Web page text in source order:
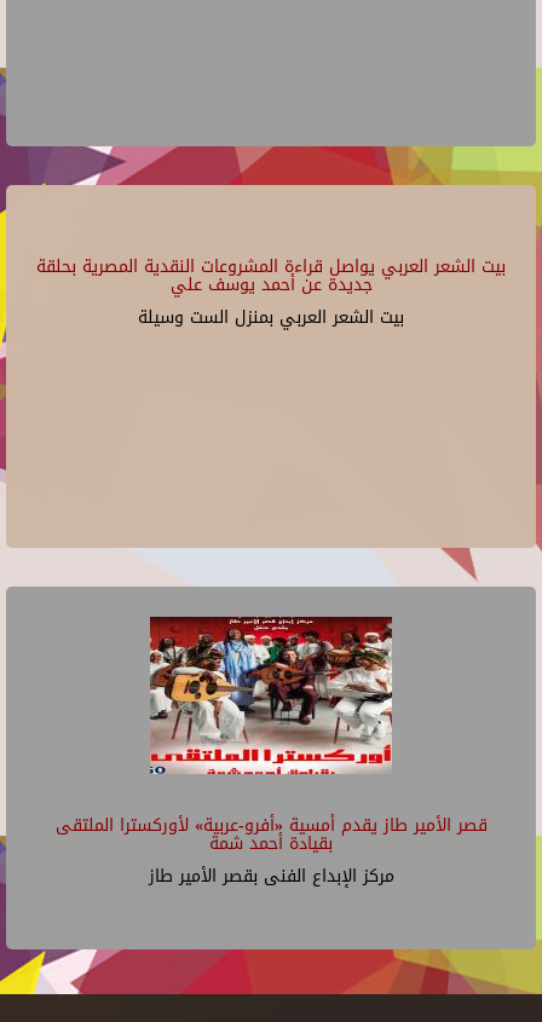
بيت الشعر العربي يواصل قراءة المشروعات النقدية المصرية بحلقة
جديدة عن أحمد يوسف علي
بيت الشعر العربي بمنزل الست وسيلة
قصر الأمير طاز يقدم أمسية «أفرو-عربية» لأوركسترا الملتقى
بقيادة أحمد شمة
مركز الإبداع الفنى بقصر الأمير طاز